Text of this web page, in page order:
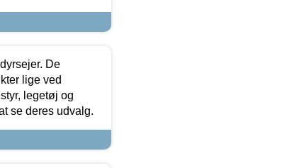
De
lige ved
legetøj og
se deres udvalg.